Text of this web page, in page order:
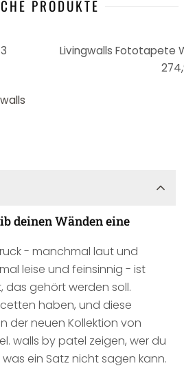
PRODUKTE
Livingwalls Fototapete
deinen Wänden eine
- manchmal laut und
leise und feinsinnig - ist
das gehört werden soll.
haben, und diese
der neuen Kollektion von
walls by patel zeigen, wer du
ein Satz nicht sagen kann.